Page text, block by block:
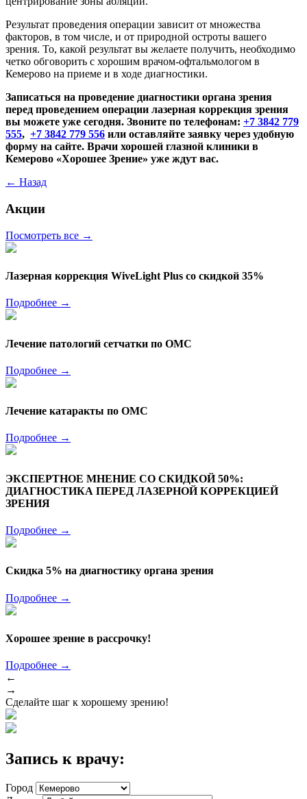
Результат проведения операции зависит от множества
факторов, в том числе, и от природной остроты вашего
зрения. То, какой результат вы желаете получить, необходимо
четко обговорить с хорошим врачом-офтальмологом в
Кемерово на приеме и в ходе диагностики.
Записаться на проведение диагностики органа зрения
перед проведением операции лазерная коррекция зрения
вы можете уже сегодня. Звоните по телефонам: +7 3842 779
555, +7 3842 779 556 или оставляйте заявку через удобную
форму на сайте. Врачи хорошей глазной клиники в
Кемерово «Хорошее Зрение» уже ждут вас.
← Назад
Акции
Посмотреть все →
Лазерная коррекция WiveLight Plus со скидкой 35%
Подробнее →
Лечение патологий сетчатки по ОМС
Подробнее →
Лечение катаракты по ОМС
Подробнее →
ЭКСПЕРТНОЕ МНЕНИЕ СО СКИДКОЙ 50%:
ДИАГНОСТИКА ПЕРЕД ЛАЗЕРНОЙ КОРРЕКЦИЕЙ
ЗРЕНИЯ
Подробнее →
Скидка 5% на диагностику органа зрения
Подробнее →
Хорошее зрение в рассрочку!
Подробнее →
←
→
Сделайте шаг к хорошему зрению!
Запись к врачу:
Город